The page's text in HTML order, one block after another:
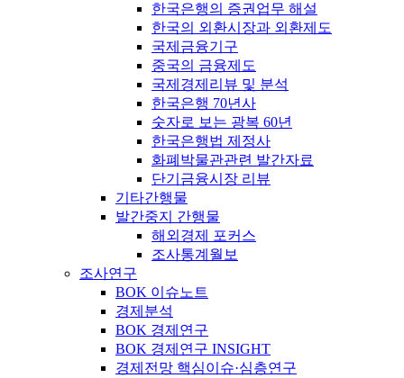
한국은행의 증권업무 해설
한국의 외환시장과 외환제도
국제금융기구
중국의 금융제도
국제경제리뷰 및 분석
한국은행 70년사
숫자로 보는 광복 60년
한국은행법 제정사
화폐박물관관련 발간자료
단기금융시장 리뷰
기타간행물
발간중지 간행물
해외경제 포커스
조사통계월보
조사연구
BOK 이슈노트
경제분석
BOK 경제연구
BOK 경제연구 INSIGHT
경제전망 핵심이슈·심층연구